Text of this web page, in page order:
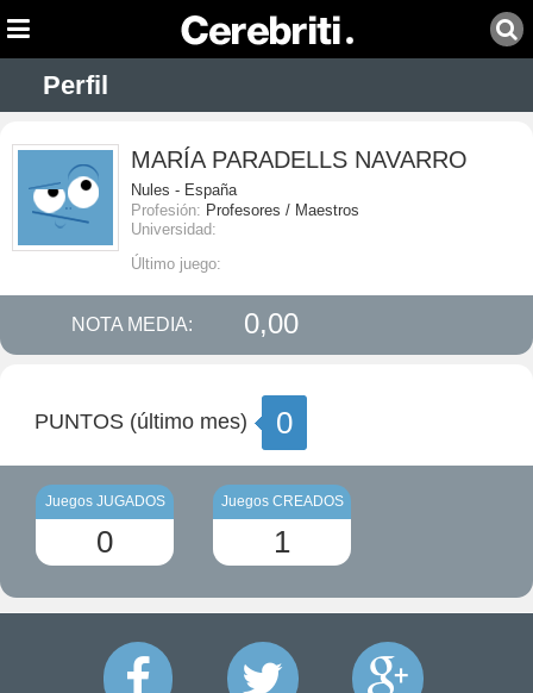
Perfil
MARÍA PARADELLS NAVARRO
Nules - España
Profesión: Profesores / Maestros
Universidad:
Último juego:
NOTA MEDIA: 0,00
PUNTOS (último mes) 0
Juegos JUGADOS
0
Juegos CREADOS
1